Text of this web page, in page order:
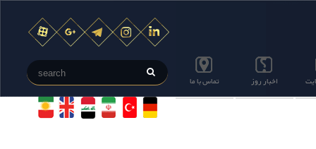
اخبار روز تماس با ما